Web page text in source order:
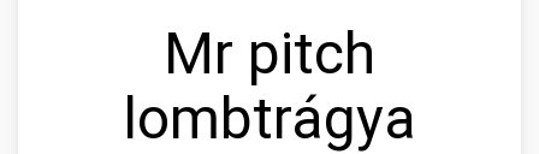
Mr pitch
lombtrágya